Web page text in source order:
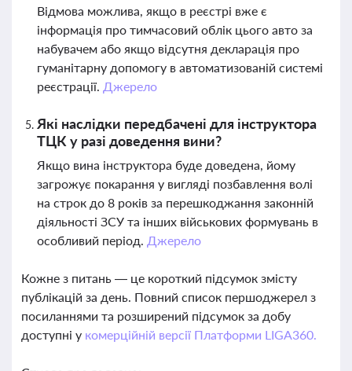
Відмова можлива, якщо в реєстрі вже є
інформація про тимчасовий облік цього авто за
набувачем або якщо відсутня декларація про
гуманітарну допомогу в автоматизованій системі
реєстрації. Джерело
Які наслідки передбачені для інструктора
ТЦК у разі доведення вини?
Якщо вина інструктора буде доведена, йому
загрожує покарання у вигляді позбавлення волі
на строк до 8 років за перешкоджання законній
діяльності ЗСУ та інших військових формувань в
особливий період. Джерело
Кожне з питань — це короткий підсумок змісту
публікацій за день. Повний список першоджерел з
посиланнями та розширений підсумок за добу
доступні у комерційній версії Платформи LIGA360.